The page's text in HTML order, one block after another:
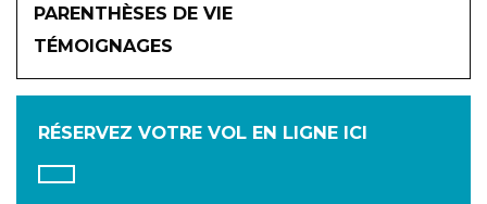
PARENTHÈSES DE VIE
TÉMOIGNAGES
RÉSERVEZ VOTRE VOL EN LIGNE ICI
JANVIER
AVRIL MAI JUIN
JUILLET AOÛT SEPTEMBRE
OCTOBRE